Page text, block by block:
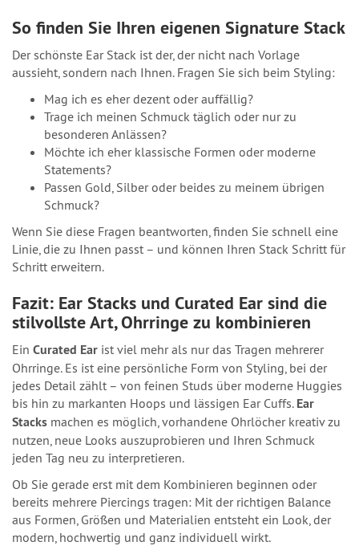
So finden Sie Ihren eigenen Signature Stack
Der schönste Ear Stack ist der, der nicht nach Vorlage
aussieht, sondern nach Ihnen. Fragen Sie sich beim Styling:
Mag ich es eher dezent oder auffällig?
Trage ich meinen Schmuck täglich oder nur zu
besonderen Anlässen?
Möchte ich eher klassische Formen oder moderne
Statements?
Passen Gold, Silber oder beides zu meinem übrigen
Schmuck?
Wenn Sie diese Fragen beantworten, finden Sie schnell eine
Linie, die zu Ihnen passt – und können Ihren Stack Schritt für
Schritt erweitern.
Fazit: Ear Stacks und Curated Ear sind die
stilvollste Art, Ohrringe zu kombinieren
Ein Curated Ear ist viel mehr als nur das Tragen mehrerer
Ohrringe. Es ist eine persönliche Form von Styling, bei der
jedes Detail zählt – von feinen Studs über moderne Huggies
bis hin zu markanten Hoops und lässigen Ear Cuffs. Ear
Stacks machen es möglich, vorhandene Ohrlöcher kreativ zu
nutzen, neue Looks auszuprobieren und Ihren Schmuck
jeden Tag neu zu interpretieren.
Ob Sie gerade erst mit dem Kombinieren beginnen oder
bereits mehrere Piercings tragen: Mit der richtigen Balance
aus Formen, Größen und Materialien entsteht ein Look, der
modern, hochwertig und ganz individuell wirkt.